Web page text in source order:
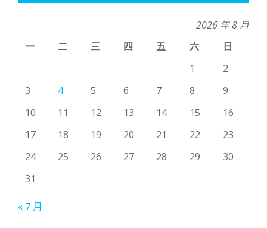
2026 年 8 月
一
二 三 四 五 六
日
1
2
3
4 5 6 7 8
9
10
11 12 13 14 15
16
17
18 19 20 21 22
23
24
25 26 27 28 29
30
31
« 7 月